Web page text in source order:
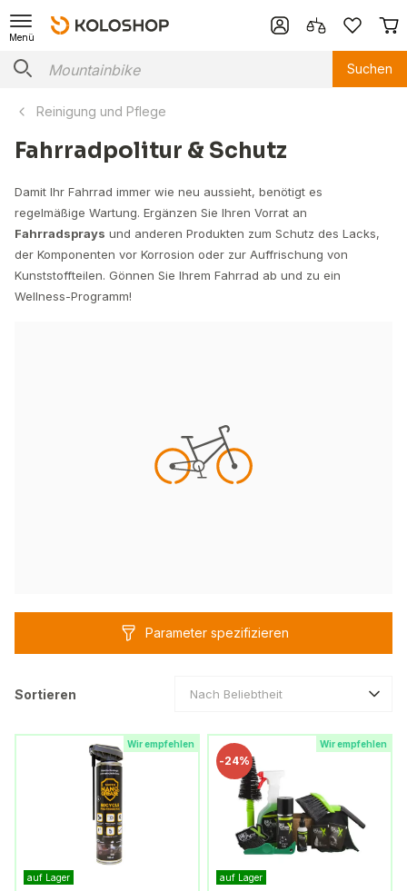
Menü
Suchen
Reinigung und Pflege
Fahrradpolitur & Schutz
Damit Ihr Fahrrad immer wie neu aussieht, benötigt es
regelmäßige Wartung. Ergänzen Sie Ihren Vorrat an
Fahrradsprays und anderen Produkten zum Schutz des Lacks,
der Komponenten vor Korrosion oder zur Auffrischung von
Kunststoffteilen. Gönnen Sie Ihrem Fahrrad ab und zu ein
Wellness-Programm!
Parameter spezifizieren
Sortieren Nach Beliebtheit
Wir empfehlen
auf Lager
Wir empfehlen
-24%
auf Lager